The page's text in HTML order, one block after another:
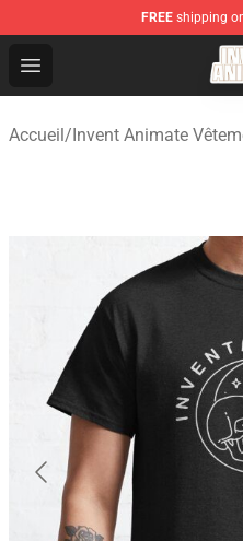
FREE shipping
Open menu
Invent Animate Shop -
Accueil/Invent Animate